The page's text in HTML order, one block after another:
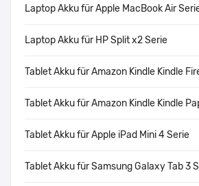
Laptop Akku für Apple MacBook Air
Laptop Akku für HP Split x2 Serie
Tablet Akku für Amazon Kindle Kindle
Tablet Akku für Amazon Kindle Kindle
Tablet Akku für Apple iPad Mini 4 Serie
Tablet Akku für Samsung Galaxy Tab 3